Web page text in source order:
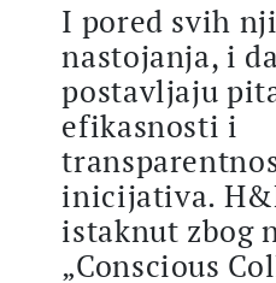
I pored svih
nastojanja, i
postavljaju
efikasnosti i
inicijativa.
istaknut zbog
„Conscious